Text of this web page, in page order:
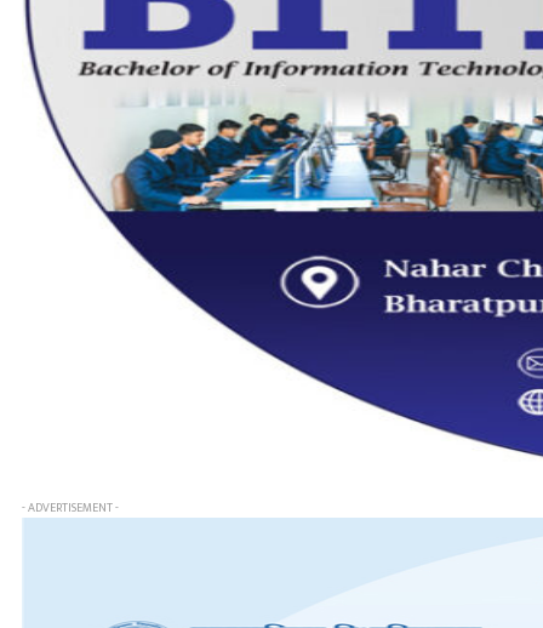
- ADVERTISEMENT -